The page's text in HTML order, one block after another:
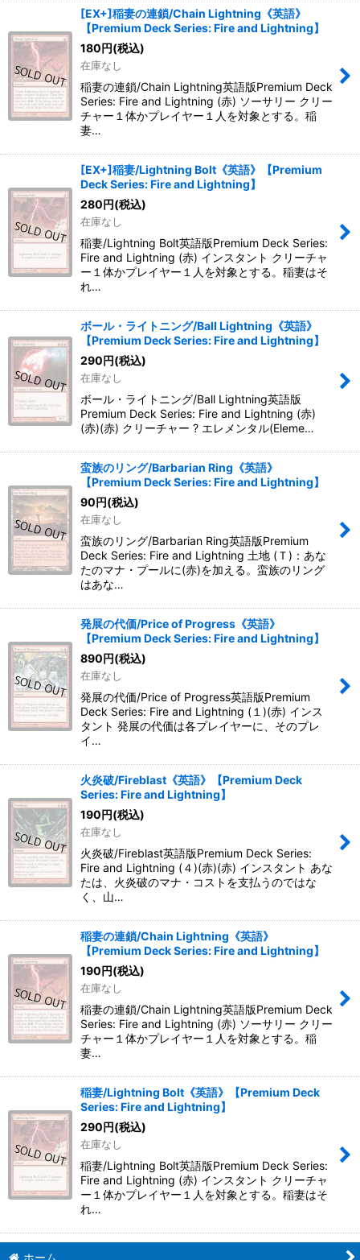
[EX+]稲妻の連鎖/Chain Lightning《英語》
【Premium Deck Series: Fire and Lightning】
180円(税込)
在庫なし
稲妻の連鎖/Chain Lightning英語版Premium Deck
Series: Fire and Lightning (赤) ソーサリー クリー
チャー１体かプレイヤー１人を対象とする。稲
妻…
[EX+]稲妻/Lightning Bolt《英語》【Premium
Deck Series: Fire and Lightning】
280円(税込)
在庫なし
稲妻/Lightning Bolt英語版Premium Deck Series:
Fire and Lightning (赤) インスタント クリーチャ
ー１体かプレイヤー１人を対象とする。稲妻はそ
れ…
ボール・ライトニング/Ball Lightning《英語》
【Premium Deck Series: Fire and Lightning】
290円(税込)
在庫なし
ボール・ライトニング/Ball Lightning英語版
Premium Deck Series: Fire and Lightning (赤)
(赤)(赤) クリーチャー ? エレメンタル(Eleme…
蛮族のリング/Barbarian Ring《英語》
【Premium Deck Series: Fire and Lightning】
90円(税込)
在庫なし
蛮族のリング/Barbarian Ring英語版Premium
Deck Series: Fire and Lightning 土地 (Ｔ)：あな
たのマナ・プールに(赤)を加える。蛮族のリング
はあな…
発展の代価/Price of Progress《英語》
【Premium Deck Series: Fire and Lightning】
890円(税込)
在庫なし
発展の代価/Price of Progress英語版Premium
Deck Series: Fire and Lightning (１)(赤) インス
タント 発展の代価は各プレイヤーに、そのプレ
イ…
火炎破/Fireblast《英語》【Premium Deck
Series: Fire and Lightning】
190円(税込)
在庫なし
火炎破/Fireblast英語版Premium Deck Series:
Fire and Lightning (４)(赤)(赤) インスタント あな
たは、火炎破のマナ・コストを支払うのではな
く、山…
稲妻の連鎖/Chain Lightning《英語》
【Premium Deck Series: Fire and Lightning】
190円(税込)
在庫なし
稲妻の連鎖/Chain Lightning英語版Premium Deck
Series: Fire and Lightning (赤) ソーサリー クリー
チャー１体かプレイヤー１人を対象とする。稲
妻…
稲妻/Lightning Bolt《英語》【Premium Deck
Series: Fire and Lightning】
290円(税込)
在庫なし
稲妻/Lightning Bolt英語版Premium Deck Series:
Fire and Lightning (赤) インスタント クリーチャ
ー１体かプレイヤー１人を対象とする。稲妻はそ
れ…
ホーム